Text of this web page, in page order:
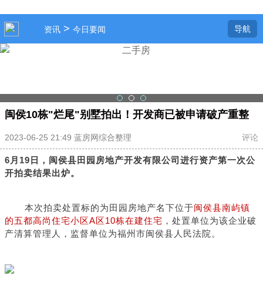
资讯 > 今日要闻 导航
闽侯10栋"烂尾"别墅拍出！开发商已被申请破产重整
2023-06-25 21:49 蓝房网综合整理 评论
6月19日， 闽侯县田园房地产开发有限公司进行资产第一次公
开拍卖结果出炉。
本次拍卖处置标的为田园房地产名下位于闽侯县南屿镇
的五都高尚住宅小区A区10栋在建住宅 ，处置单位为该企业破
产清算管理人，监督单位为福州市闽侯县人民法院。